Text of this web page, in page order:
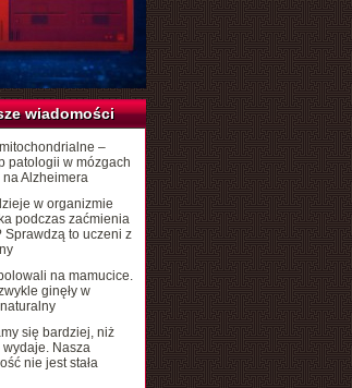
wiadomości
–
patologii w mózgach
Alzheimera
w organizmie
podczas zaćmienia
Sprawdzą to uczeni z
na mamucice.
ginęły w
się bardziej, niż
wydaje. Nasza
nie jest stała